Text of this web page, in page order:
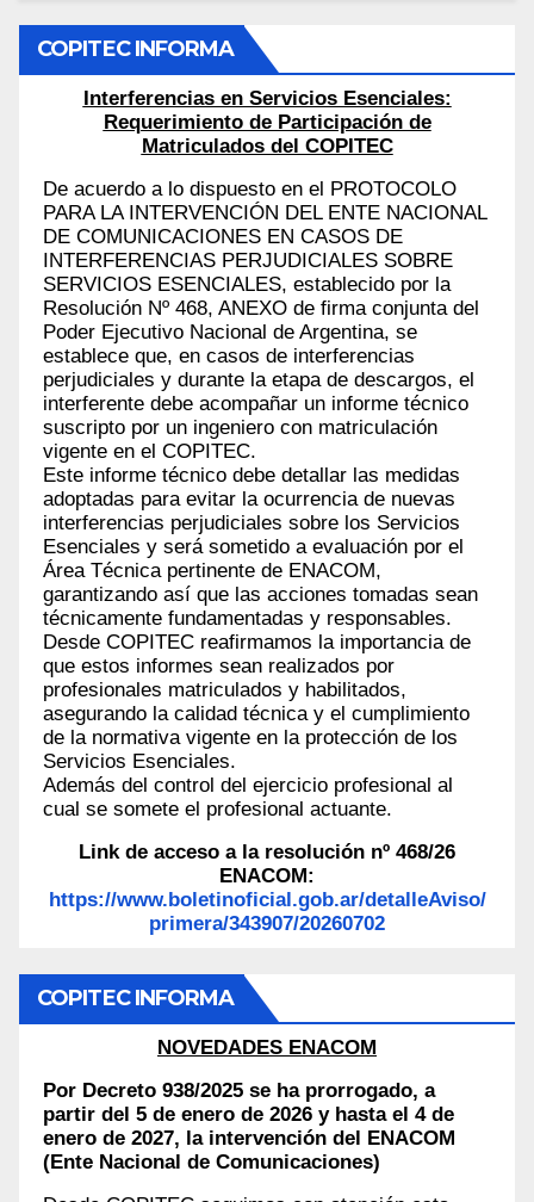
COPITEC INFORMA
Interferencias en Servicios Esenciales:
Requerimiento de Participación de
Matriculados del COPITEC
De acuerdo a lo dispuesto en el PROTOCOLO
PARA LA INTERVENCIÓN DEL ENTE NACIONAL
DE COMUNICACIONES EN CASOS DE
INTERFERENCIAS PERJUDICIALES SOBRE
SERVICIOS ESENCIALES, establecido por la
Resolución Nº 468, ANEXO de firma conjunta del
Poder Ejecutivo Nacional de Argentina, se
establece que, en casos de interferencias
perjudiciales y durante la etapa de descargos, el
interferente debe acompañar un informe técnico
suscripto por un ingeniero con matriculación
vigente en el COPITEC.
Este informe técnico debe detallar las medidas
adoptadas para evitar la ocurrencia de nuevas
interferencias perjudiciales sobre los Servicios
Esenciales y será sometido a evaluación por el
Área Técnica pertinente de ENACOM,
garantizando así que las acciones tomadas sean
técnicamente fundamentadas y responsables.
Desde COPITEC reafirmamos la importancia de
que estos informes sean realizados por
profesionales matriculados y habilitados,
asegurando la calidad técnica y el cumplimiento
de la normativa vigente en la protección de los
Servicios Esenciales.
Además del control del ejercicio profesional al
cual se somete el profesional actuante.
Link de acceso a la resolución nº 468/26
ENACOM:
https://www.boletinoficial.gob.ar/detalleAviso/
primera/343907/20260702
COPITEC INFORMA
NOVEDADES ENACOM
Por Decreto 938/2025 se ha prorrogado, a
partir del 5 de enero de 2026 y hasta el 4 de
enero de 2027, la intervención del ENACOM
(Ente Nacional de Comunicaciones)